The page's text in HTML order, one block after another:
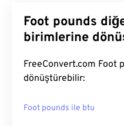
Foot pounds
birimlerine
FreeConvert.com Foot
dönüştürebilir:
Foot pounds ile btu